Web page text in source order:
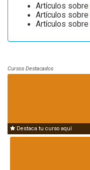
Artículos sobre
Artículos sobre
Artículos sobre
Cursos Destacados
Destaca tu curso aquí